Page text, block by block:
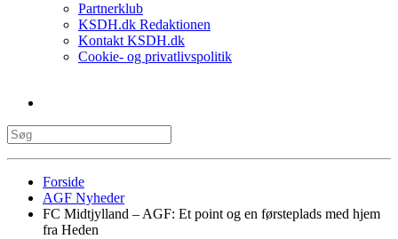
Partnerklub
KSDH.dk Redaktionen
Kontakt KSDH.dk
Cookie- og privatlivspolitik
Forside
AGF Nyheder
FC Midtjylland – AGF: Et point og en førsteplads med hjem
fra Heden